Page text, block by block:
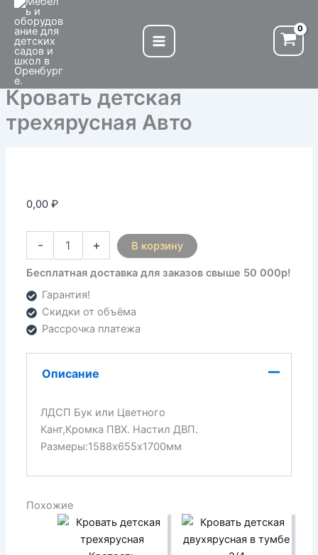
Перейти
содержимому
Кровать детская
трехярусная Авто
0,00₽
-
Количество
товара
Кровать
детская
трехярусная
Авто
+ В корзину
Бесплатная доставка для заказов свыше 50 000р!
Гарантия!
Скидки от объёма
Рассрочка платежа
Описание
ЛДСП Бук или Цветного
Кант,Кромка ПВХ. Настил ДВП.
Размеры:1588х655х1700мм
Похожие